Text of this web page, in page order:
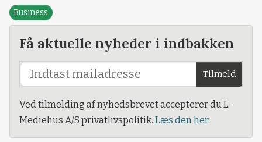
Business
Få aktuelle nyheder i indbakken
Tilmeld
Ved tilmelding af nyhedsbrevet accepterer du L-
Mediehus A/S privatlivspolitik. Læs den her.